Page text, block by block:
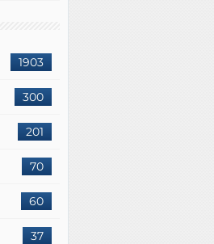
1903
300
201
70
60
37